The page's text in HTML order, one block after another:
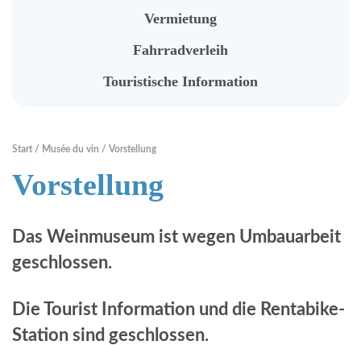
"RentaBike" Stationen
Mietpreise
Sicher und Umweltfreundlich
Vermietung
Fahrradverleih
Touristische Information
Start Musée du vin Vorstellung
Vorstellung
Das Weinmuseum ist wegen Umbauarbeit
geschlossen.
Die Tourist Information und die Rentabike-
Station sind geschlossen.